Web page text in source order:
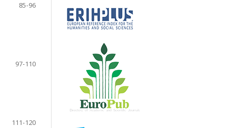
85-96
97-110
111-120